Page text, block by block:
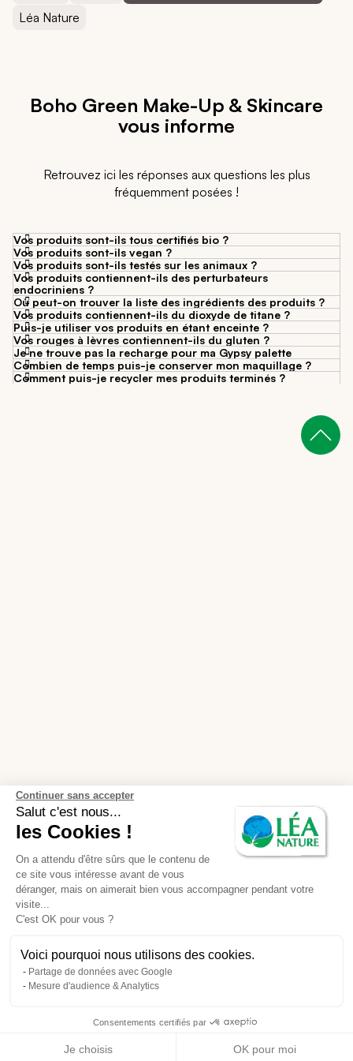
Léa Nature
Boho Green Make-Up & Skincare
vous informe
Retrouvez ici les réponses aux questions les plus
fréquemment posées !
Vos produits sont-ils tous certifiés bio ?
Vos produits sont-ils vegan ?
Vos produits sont-ils testés sur les animaux ?
Vos produits contiennent-ils des perturbateurs
endocriniens ?
Où peut-on trouver la liste des ingrédients des produits ?
Vos produits contiennent-ils du dioxyde de titane ?
Puis-je utiliser vos produits en étant enceinte ?
Vos rouges à lèvres contiennent-ils du gluten ?
Je ne trouve pas la recharge pour ma Gypsy palette
Combien de temps puis-je conserver mon maquillage ?
Comment puis-je recycler mes produits terminés ?
Continuer sans accepter
Salut c'est nous...
les Cookies !
On a attendu d'être sûrs que le contenu de
ce site vous intéresse avant de vous
déranger, mais on aimerait bien vous accompagner pendant votre
visite...
C'est OK pour vous ?
Voici pourquoi nous utilisons des cookies.
Partage de données avec Google
Mesure d'audience & Analytics
Consentements certifiés par
Je choisis OK pour moi